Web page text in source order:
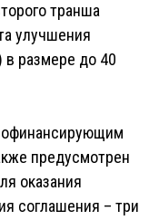
транша
улучшения
в размере до 40
предусмотрен
оказания
соглашения – три